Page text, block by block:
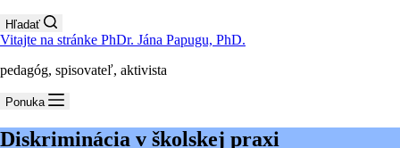
Hľadať
Vitajte na stránke PhDr. Jána Papugu, PhD.
pedagóg, spisovateľ, aktivista
Ponuka
Diskriminácia v školskej praxi